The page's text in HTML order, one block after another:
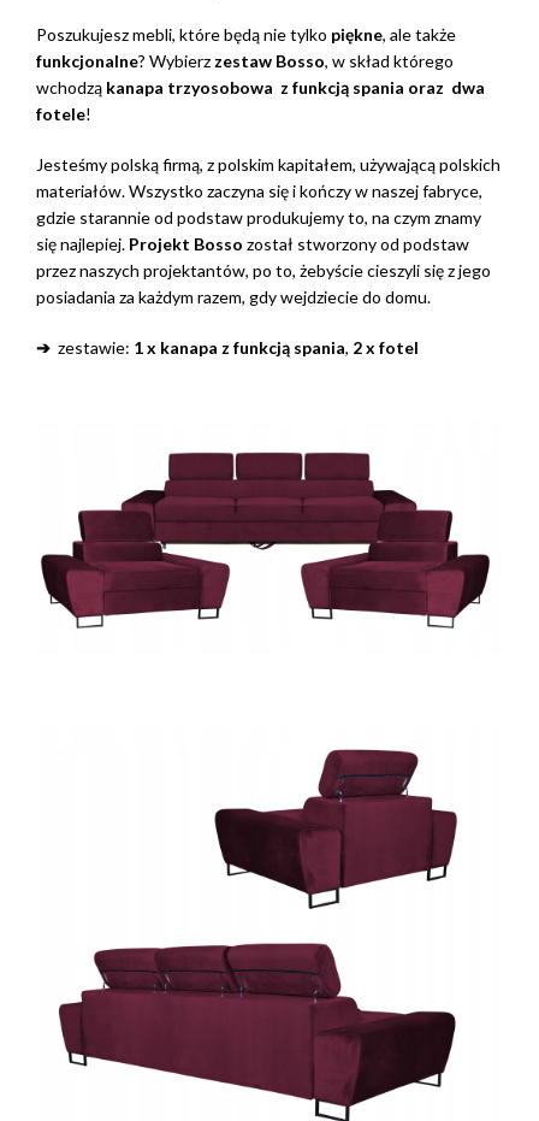
Poszukujesz mebli, które będą nie tylko piękne, ale także
funkcjonalne? Wybierz zestaw Bosso, w skład którego
wchodzą kanapa trzyosobowa z funkcją spania oraz dwa
fotele!
Jesteśmy polską firmą, z polskim kapitałem, używającą polskich
materiałów. Wszystko zaczyna się i kończy w naszej fabryce,
gdzie starannie od podstaw produkujemy to, na czym znamy
się najlepiej. Projekt Bosso został stworzony od podstaw
przez naszych projektantów, po to, żebyście cieszyli się z jego
posiadania za każdym razem, gdy wejdziecie do domu.
➔ zestawie: 1 x kanapa z funkcją spania, 2 x fotel